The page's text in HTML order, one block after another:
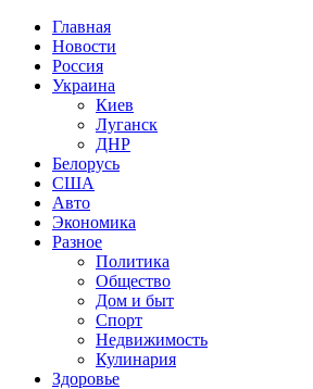
Главная
Новости
Россия
Украина
Киев
Луганск
ДНР
Белорусь
США
Авто
Экономика
Разное
Политика
Общество
Дом и быт
Спорт
Недвижимость
Кулинария
Здоровье